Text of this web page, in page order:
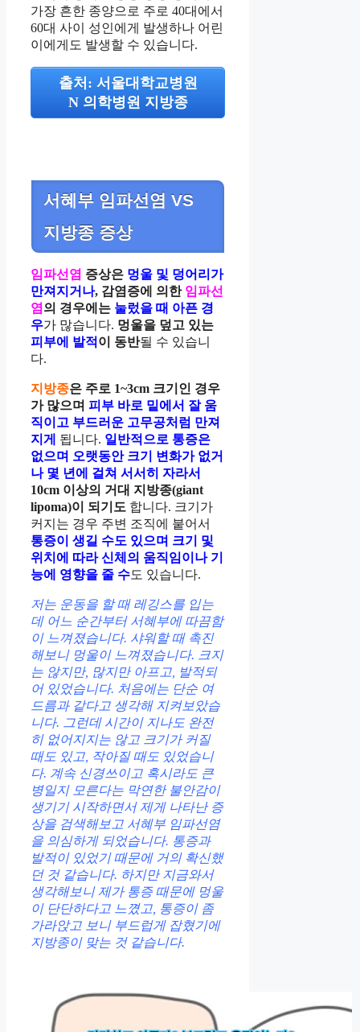
가장 흔한 종양으로 주로 40대에서
60대 사이 성인에게 발생하나 어린
이에게도 발생할 수 있습니다.
출처: 서울대학교병원
N 의학병원 지방종
서혜부 임파선염 VS
지방종 증상
임파선염 증상은 멍울 및 덩어리가
만져지거나, 감염증에 의한 임파선
염의 경우에는 눌렀을 때 아픈 경
우가 많습니다. 멍울을 덮고 있는
피부에 발적 이 동반될 수 있습니
다.
지방종은 주로 1~3cm 크기인 경우
가 많으며 피부 바로 밑에서 잘 움
직이고 부드러운 고무공처럼 만져
지게
됩니다. 일반적으로 통증은
없으며 오랫동안 크기 변화가 없거
나 몇 년에 걸쳐 서서히 자라서
10cm 이상의 거대 지방종(giant
lipoma)이 되기도 합니다. 크기가
커지는 경우 주변 조직에 붙어서
통증이 생길 수도 있으며 크기 및
위치에 따라 신체의 움직임이나 기
능에 영향을 줄 수도 있습니다.
저는 운동을 할 때 레깅스를 입는
데 어느 순간부터 서혜부에 따끔함
이 느껴졌습니다. 샤워할 때 촉진
해보니 멍울이 느껴졌습니다. 크지
는 않지만, 많지만 아프고, 발적되
어 있었습니다. 처음에는 단순 여
드름과 같다고 생각해 지켜보았습
니다. 그런데 시간이 지나도 완전
히 없어지지는 않고 크기가 커질
때도 있고, 작아질 때도 있었습니
다. 계속 신경쓰이고 혹시라도 큰
병일지 모른다는 막연한 불안감이
생기기 시작하면서 제게 나타난 증
상을 검색해보고 서혜부 임파선염
을 의심하게 되었습니다. 통증과
발적이 있었기 때문에 거의 확신했
던 것 같습니다. 하지만 지금와서
생각해보니 제가 통증 때문에 멍울
이 단단하다고 느꼈고, 통증이 좀
가라앉고 보니 부드럽게 잡혔기에
지방종이 맞는 것 같습니다.